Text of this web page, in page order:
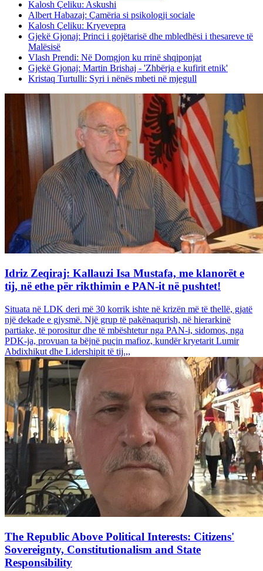
Kalosh Çeliku: Askushi
Albert Habazaj: Çamëria si psikologji sociale
Kalosh Çeliku: Kryevepra
Gjekë Gjonaj: Princi i gojëtarisë dhe mbledhësi i thesareve të
Malësisë
Vlash Prendi: Në Domgjon ku rrinë shqiponjat
Gjekë Gjonaj: Martin Brishaj - 'Zhbërja e kufirit etnik'
Kristaq Turtulli: Syri i nënës mbeti në mjegull
Idriz Zeqiraj: Kallauzi Isa Mustafa, me klanorët e
tij, në ethe për rikthimin e PAN-it në pushtet!
Situata në LDK deri më 30 korrik ishte në krizën më të thellë, gjatë
një dekade e gjysmë. Një grup të pakënaqurish, në hierarkinë
partiake, të porositur dhe të mbështetur nga PAN-i, sidomos, nga
PDK-ja, provuan ta bëjnë puçin mafioz, kundër kryetarit Lumir
Abdixhikut dhe Lidershipit të tij.,,
The Republic Above Political Interests: Citizens'
Sovereignty, Constitutionalism and State
Responsibility